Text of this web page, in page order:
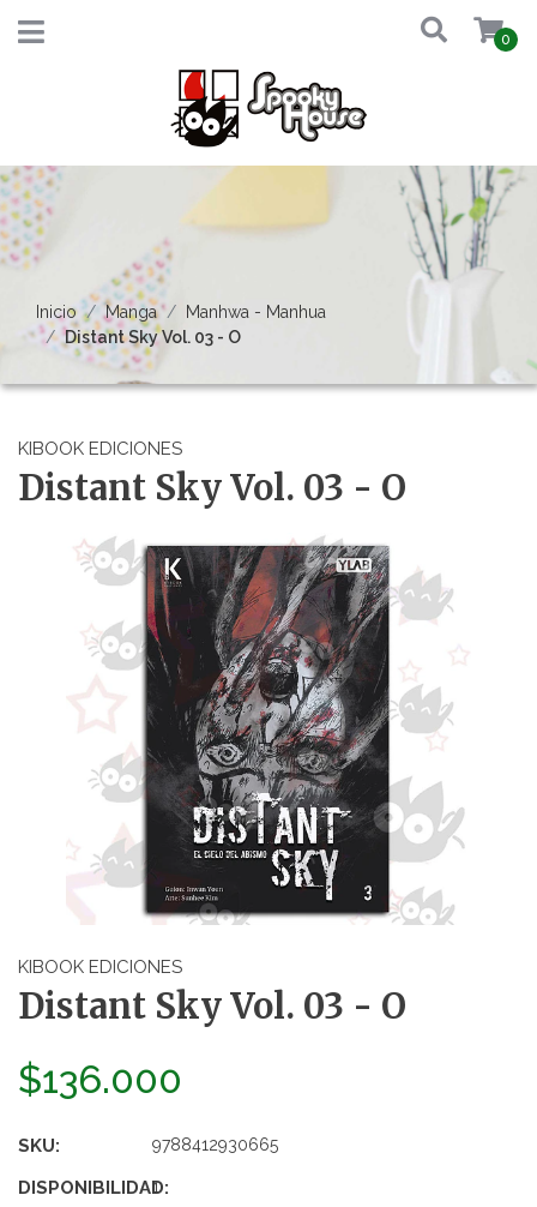
0
Inicio Manga
Manhwa - Manhua
Distant Sky Vol. 03 - O
KIBOOK EDICIONES
Distant Sky Vol. 03 - O
KIBOOK EDICIONES
Distant Sky Vol. 03 - O
$136.000
SKU: 9788412930665
DISPONIBILIDAD:
1